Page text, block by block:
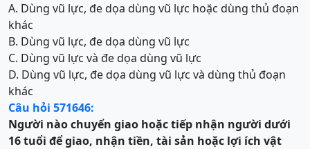
A. Dùng vũ lực, đe dọa dùng vũ lực hoặc dùng thủ đoạn
khác
B. Dùng vũ lực, đe dọa dùng vũ lực
C. Dùng vũ lực và đe dọa dùng vũ lực
D. Dùng vũ lực, đe dọa dùng vũ lực và dùng thủ đoạn
khác
Câu hỏi 571646:
Người nào chuyển giao hoặc tiếp nhận người dưới
16 tuổi đểgiao, nhận tiền, tài sản hoặc lợi ích vật